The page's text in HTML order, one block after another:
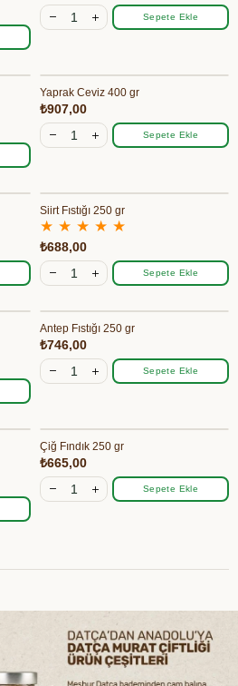
Sepete Ekle
Yaprak Ceviz 400 gr
₺907,00
Sepete Ekle
Siirt Fıstığı 250 gr
★ ★ ★ ★ ★
₺688,00
Sepete Ekle
Antep Fıstığı 250 gr
₺746,00
Sepete Ekle
Çiğ Fındık 250 gr
₺665,00
Sepete Ekle